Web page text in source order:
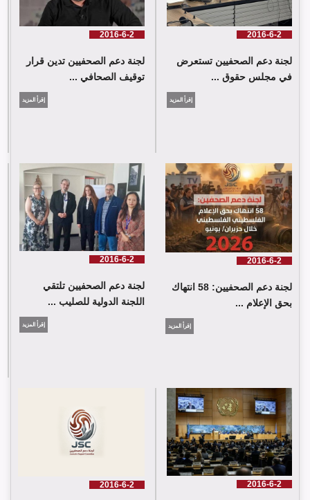
لجنة دعم الصحفيين: 58 انتهاك بحق الإعلام الفلسطيني خلال حزيران/
يونيو 2026
لجنة دعم الصحفيين تلتقي اللجنة الدولية للصليب الأحمر في جنيف
2016-6-2
لجنة دعم الصحفيين تستعرض
في مجلس حقوق ...
إقرأ المزيد
2016-6-2
لجنة دعم الصحفيين تدين قرار
توقيف الصحافي ...
إقرأ المزيد
2016-6-2
لجنة دعم الصحفيين: 58 انتهاك
بحق الإعلام ...
إقرأ المزيد
2016-6-2
لجنة دعم الصحفيين تلتقي
اللجنة الدولية للصليب ...
إقرأ المزيد
2016-6-2
2016-6-2